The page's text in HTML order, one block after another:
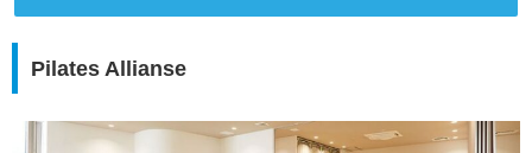
Pilates Allianse